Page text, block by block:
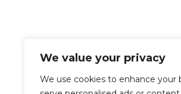
We value your privacy
We use cookies to enhance your